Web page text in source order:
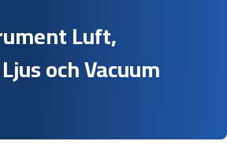
Luft,
och Vacuum